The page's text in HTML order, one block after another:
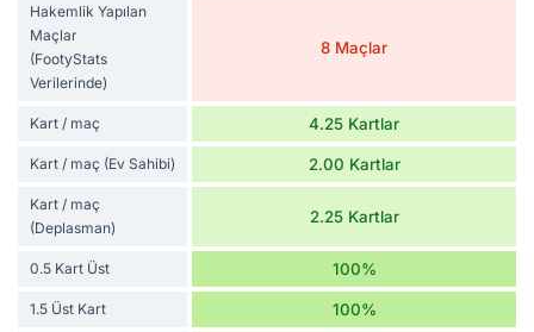
Hakemlik Yapılan
Maçlar
(FootyStats
Verilerinde)
8 Maçlar
Kart / maç 4.25 Kartlar
Kart / maç (Ev Sahibi) 2.00 Kartlar
Kart / maç
(Deplasman)
2.25 Kartlar
0.5 Kart Üst 100%
1.5 Üst Kart 100%